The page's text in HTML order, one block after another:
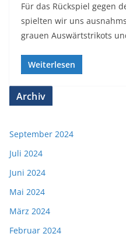
Für das Rückspiel gegen
spielten wir uns
grauen Auswärtstrikots
Weiterlesen
Archiv
September 2024
Juli 2024
Juni 2024
Mai 2024
März 2024
Februar 2024